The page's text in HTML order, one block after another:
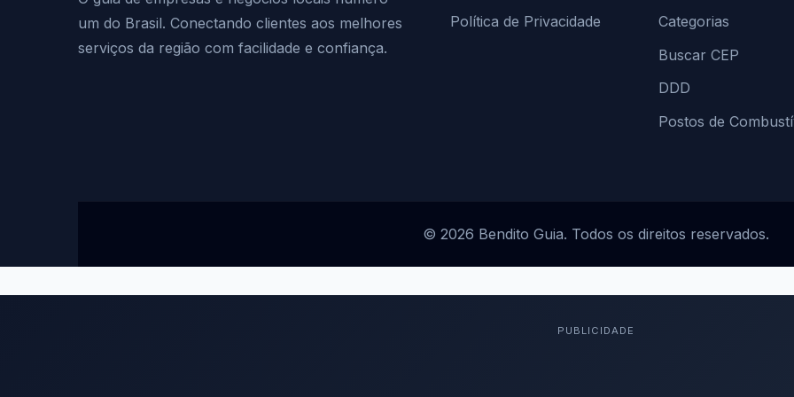
um do Brasil. Conectando clientes aos melhores
serviços da região com facilidade e confiança.
Política de Privacidade
Categorias
Buscar CEP
DDD
Postos de
© 2026 Bendito Guia. Todos os direitos reservados.